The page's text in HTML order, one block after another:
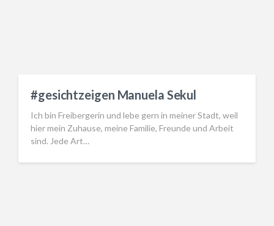
#gesichtzeigen Manuela Sekul
Ich bin Freibergerin und lebe gern in meiner Stadt, weil
hier mein Zuhause, meine Familie, Freunde und Arbeit
sind. Jede Art…